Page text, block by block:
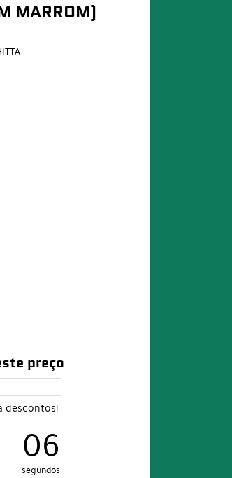
MARROM)
preço
descontos!
05
segundos